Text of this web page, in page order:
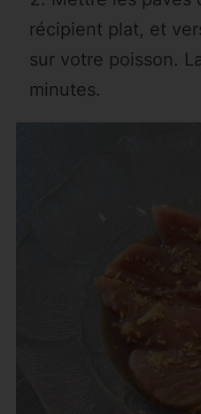
récipient plat, et
sur votre poisson.
minutes.